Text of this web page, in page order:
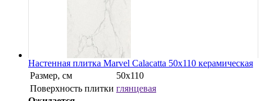
Настенная плитка Marvel Calacatta 50x110 керамическая
Размер, см
50x110
Поверхность плитки глянцевая